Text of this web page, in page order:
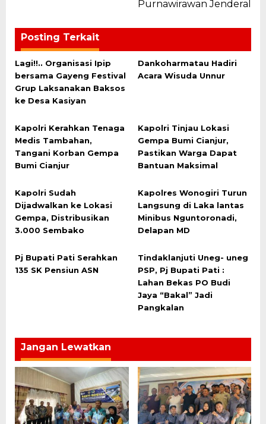
Purnawirawan Jenderal
Posting Terkait
Lagi!!.. Organisasi Ipip
bersama Gayeng Festival
Grup Laksanakan Baksos
ke Desa Kasiyan
Dankoharmatau Hadiri
Acara Wisuda Unnur
Kapolri Kerahkan Tenaga
Medis Tambahan,
Tangani Korban Gempa
Bumi Cianjur
Kapolri Tinjau Lokasi
Gempa Bumi Cianjur,
Pastikan Warga Dapat
Bantuan Maksimal
Kapolri Sudah
Dijadwalkan ke Lokasi
Gempa, Distribusikan
3.000 Sembako
Kapolres Wonogiri Turun
Langsung di Laka lantas
Minibus Nguntoronadi,
Delapan MD
Pj Bupati Pati Serahkan
135 SK Pensiun ASN
Tindaklanjuti Uneg- uneg
PSP, Pj Bupati Pati :
Lahan Bekas PO Budi
Jaya “Bakal” Jadi
Pangkalan
Jangan Lewatkan